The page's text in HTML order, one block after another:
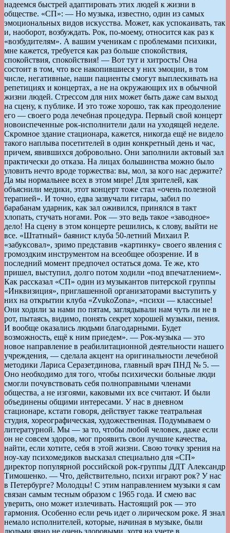
надеемся быстрей адаптировать этих людей к жизни в
обществе. «СП»: — Но музыка, известно, один из самых
эмоциональных видов искусства. Может, как успокаивать, так
и, наоборот, возбуждать. Рок, по-моему, относится как раз к
«возбудителям». А вашим ученикам с проблемами психики,
мне кажется, требуется как раз больше спокойствия,
спокойствия, спокойствия! — Вот тут и хитрость! Она
состоит в том, что все накопившиеся у них эмоции, в том
числе, негативные, наши пациенты смогут выплескивать на
репетициях и концертах, а не на окружающих их в обычной
жизни людей. Стрессом для них может быть даже сам выход
на сцену, к публике. И это тоже хорошо, так как преодоление
его — своего рода лечебная процедура. Первый свой концерт
новоиспеченные рок-исполнители дали на уходящей неделе.
Скромное здание стационара, кажется, никогда ещё не видело
такого наплыва посетителей в один конкретный день и час,
причем, явившихся добровольно. Они заполнили актовый зал
практически до отказа. На лицах большинства можно было
уловить нечто вроде торжества: вы, мол, за кого нас держите?
Да мы нормальнее всех в этом мире! Для зрителей, как
объяснили медики, этот концерт тоже стал «очень полезной
терапией». И точно, едва зазвучали гитары, забил по
барабанам ударник, как зал оживился, принялся в такт
хлопать, стучать ногами. Рок — это ведь такое «заводное»
дело! На сцену в этом концерте решились, к слову, выйти не
все. «Штатный» баянист клуба 50-летний Михаил Р.
«забуксовал», зримо представив «картинку» своего явления с
громоздким инструментом на всеобщее обозрение. И в
последний момент предпочел остаться дома. Те же, кто
пришел, выступил, долго потом ходили «под впечатлением».
Как рассказал «СП» один из музыкантов питерской группы
«Инквизиция», приглашенной организаторами выступить у
них на открытии клуба «ZvukoZona», «психи — классные!
Они ходили за нами по пятам, заглядывали нам чуть ли не в
рот, пытаясь, видимо, понять секрет хорошей музыки, пения.
И вообще оказались людьми благодарными. Будет
возможность, ещё к ним приедем». — Рок-музыка — это
новое направление в реабилитационной деятельности нашего
учреждения, — сделала акцент на оригинальности лечебной
методики Лариса Серазетдинова, главный врач ПНД № 5. —
Оно необходимо для того, чтобы психически больные люди
смогли почувствовать себя полноправными членами
общества, а не изгоями, каковыми их все считают. И были
объединены общими интересами. У нас в дневном
стационаре, кстати говоря, действует также театральная
студия, хореографическая, художественная. Подумываем о
литературной. Мы — за то, чтобы любой человек, даже если
он не совсем здоров, мог проявить свои лучшие качества,
найти, если хотите, себя в этой жизни. Свою точку зрения на
ноу-хау психомедиков высказал специально для «СП»
директор популярной российской рок-группы ДДТ Александр
Тимошенко. — Что, действительно, психи играют рок? У нас
в Петербурге? Молодцы! С этим направлением музыки я сам
связан самым тесным образом с 1965 года. И смею вас
уверить, оно может излечивать. Настоящий рок — это
гармония. Особенно если речь идет о лирическом роке. Я знал
немало исполнителей, которые, начиная в музыке, были
людьми явно не очень здоровыми, хотя на учете в